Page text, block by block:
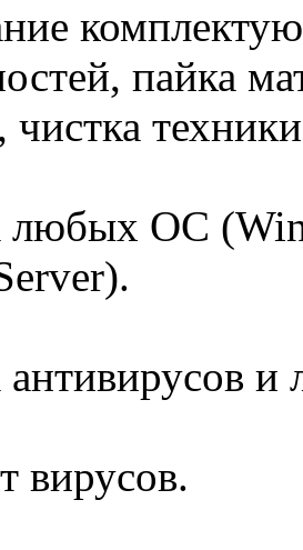
пайка
чистка
любых ОС
антивирусов
вирусов.